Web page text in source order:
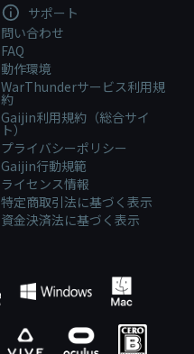
サポート
問い合わせ
FAQ
動作環境
WarThunderサービス利用規
約
Gaijin利用規約（総合サイ
ト）
プライバシーポリシー
Gaijin行動規範
ライセンス情報
特定商取引法に基づく表示
資金決済法に基づく表示